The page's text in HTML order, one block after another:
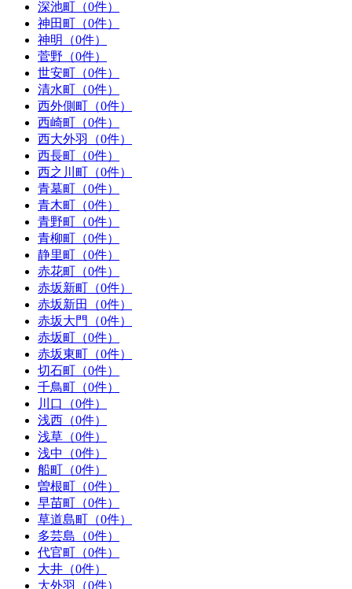
深池町（0件）
神田町（0件）
神明（0件）
菅野（0件）
世安町（0件）
清水町（0件）
西外側町（0件）
西崎町（0件）
西大外羽（0件）
西長町（0件）
西之川町（0件）
青墓町（0件）
青木町（0件）
青野町（0件）
青柳町（0件）
静里町（0件）
赤花町（0件）
赤坂新町（0件）
赤坂新田（0件）
赤坂大門（0件）
赤坂町（0件）
赤坂東町（0件）
切石町（0件）
千鳥町（0件）
川口（0件）
浅西（0件）
浅草（0件）
浅中（0件）
船町（0件）
曽根町（0件）
早苗町（0件）
草道島町（0件）
多芸島（0件）
代官町（0件）
大井（0件）
大外羽（0件）